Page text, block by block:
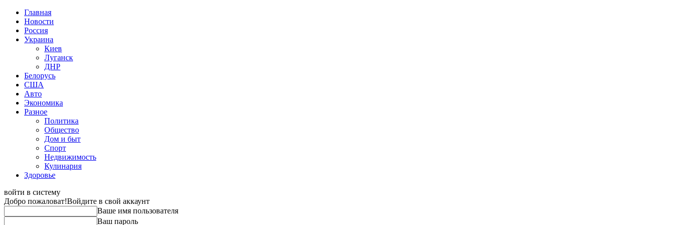
Главная
Новости
Россия
Украина
Киев
Луганск
ДНР
Белорусь
США
Авто
Экономика
Разное
Политика
Общество
Дом и быт
Спорт
Недвижимость
Кулинария
Здоровье
войти в систему
Добро пожаловат!Войдите в свой аккаунт
Ваше имя пользователя
Ваш пароль